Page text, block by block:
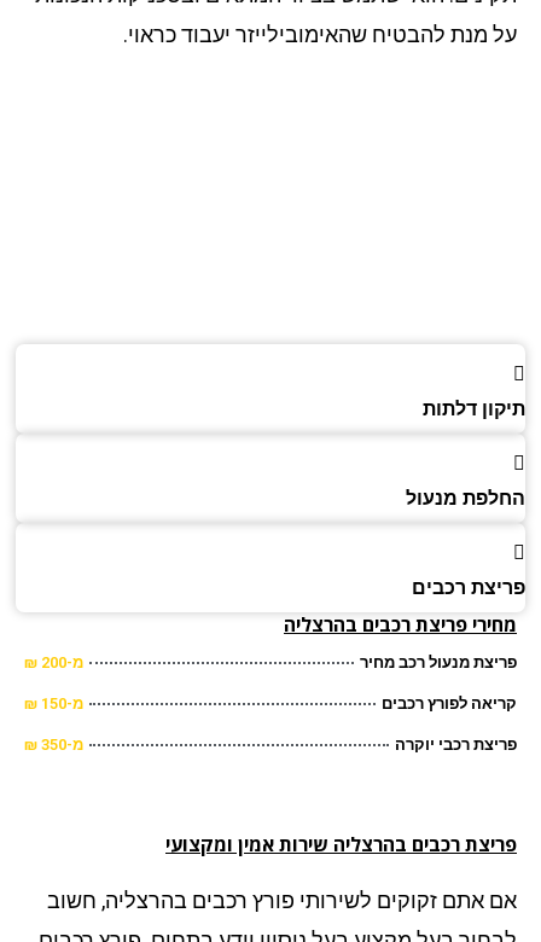
מנת להבטיח שהאימובילייזר יעבוד כראוי.
דלתות
מנעול
רכבים
פריצת רכבים בהרצליה
מנעול רכב מחיר מ-200 ₪
לפורץ רכבים מ-150 ₪
רכבי יוקרה מ-350 ₪
רכביםבהרצליה שירות אמין ומקצועי
אתם זקוקים לשירותי פורץ רכבים בהרצליה, חשוב